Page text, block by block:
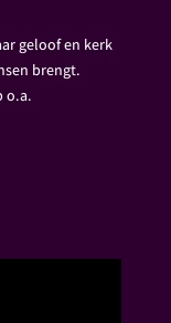
geloof en kerk
brengt.
o.a.